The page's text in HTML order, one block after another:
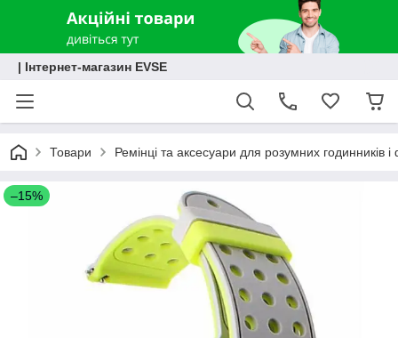
| Інтернет-магазин EVSE
Товари Ремінці та аксесуари для розумних годинників і
–15%